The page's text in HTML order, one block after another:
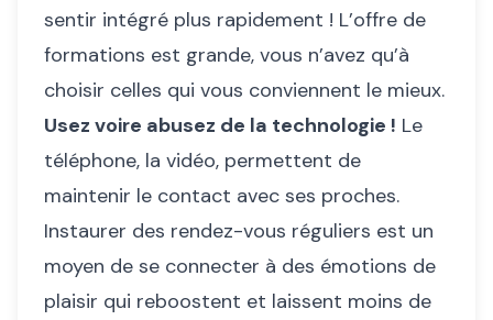
sentir intégré plus rapidement ! L’offre de
formations est grande, vous n’avez qu’à
choisir celles qui vous conviennent le mieux.
Usez voire abusez de la technologie ! Le
téléphone, la vidéo, permettent de
maintenir le contact avec ses proches.
Instaurer des rendez-vous réguliers est un
moyen de se connecter à des émotions de
plaisir qui reboostent et laissent moins de